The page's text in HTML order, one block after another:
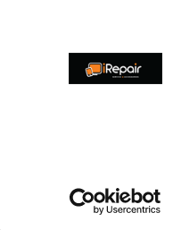
Επίλυση
Copyright ©